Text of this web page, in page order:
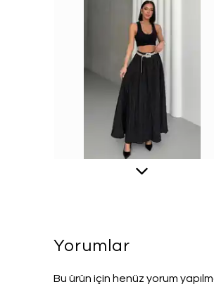
Yorumlar
Bu ürün için henüz yorum